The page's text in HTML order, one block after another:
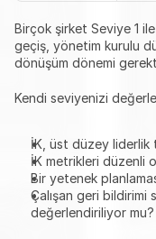
Birçok şirket Seviye 1
geçiş, yönetim kurulu
dönüşüm dönemi
Kendi seviyenizi
İK, üst düzey liderlik
İK metrikleri düzenli
Bir yetenek
Çalışan geri bildirimi
değerlendiriliyor mu?